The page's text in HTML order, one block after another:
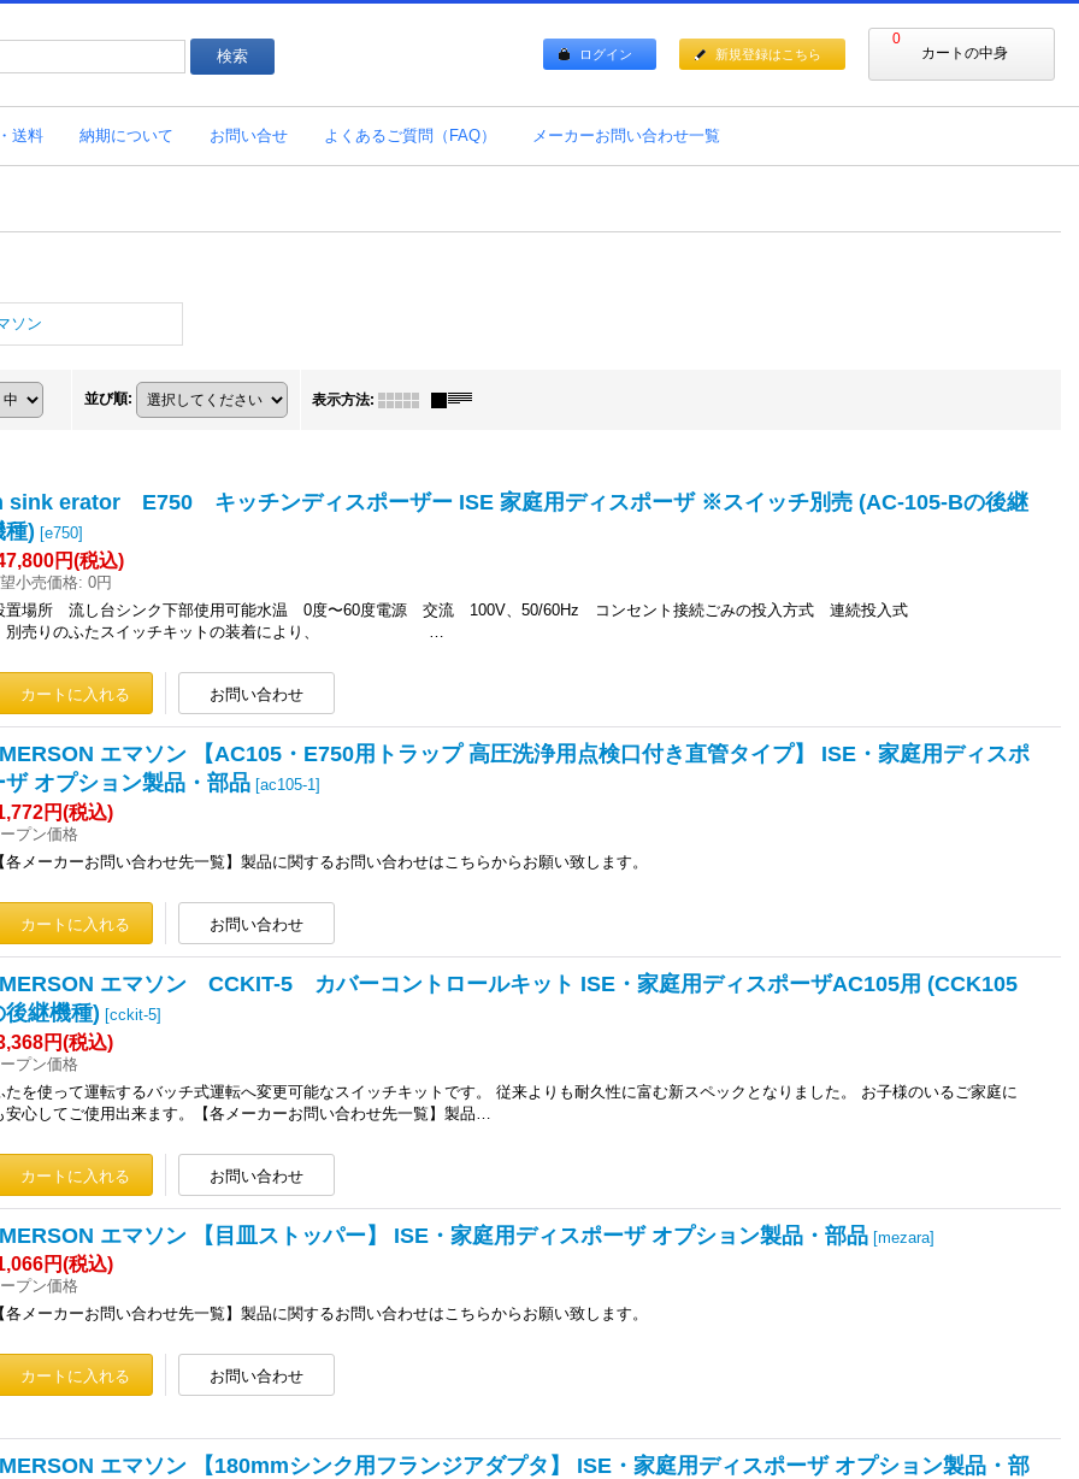
0
カートの中身
ログイン 新規登録はこちら
送料 納期について お問い合せ よくあるご質問（FAQ） メーカーお問い合わせ一覧
ソン
並び順: 表示方法:
sink erator E750 キッチンディスポーザー ISE 家庭用ディスポーザ ※スイッチ別売 (AC-105-Bの後継
種) [e750]
円(税込)
小売価格: 0円
置場所 流し台シンク下部使用可能水温 0度〜60度電源 交流 100V、50/60Hz コンセント接続ごみの投入方式 連続投入式
売りのふたスイッチキットの装着により、 …
エマソン 【AC105・E750用トラップ 高圧洗浄用点検口付き直管タイプ】 ISE・家庭用ディスポ
ザ オプション製品・部品 [ac105-1 ]
円(税込)
プン価格
各メーカーお問い合わせ先一覧】製品に関するお問い合わせはこちらからお願い致します。
エマソン CCKIT-5 カバーコントロールキット ISE・家庭用ディスポーザAC105用 (CCK105
後継機種) [cckit-5]
円(税込)
プン価格
たを使って運転するバッチ式運転へ変更可能なスイッチキットです。 従来よりも耐久性に富む新スペックとなりました。 お子様のいるご家庭に
安心してご使用出来ます。【各メーカーお問い合わせ先一覧】製品…
エマソン 【目皿ストッパー】 ISE・家庭用ディスポーザ オプション製品・部品 [mezara]
円(税込)
プン価格
各メーカーお問い合わせ先一覧】製品に関するお問い合わせはこちらからお願い致します。
エマソン 【180mmシンク用フランジアダプタ】 ISE・家庭用ディスポーザ オプション製品・部